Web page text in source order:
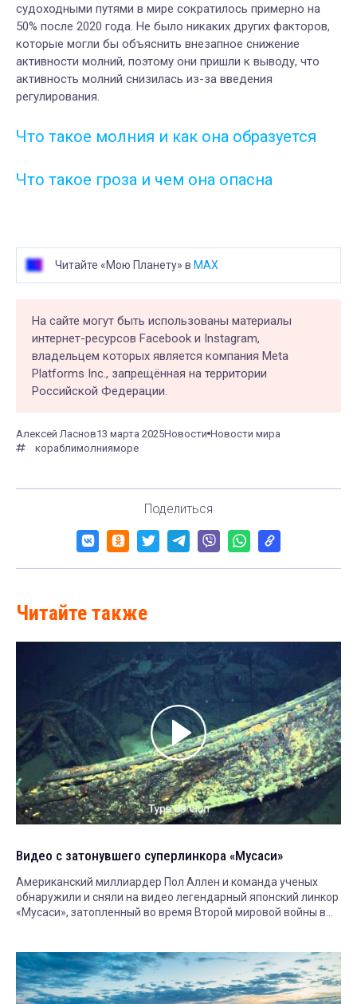
судоходными путями в мире сократилось примерно на
50% после 2020 года. Не было никаких других факторов,
которые могли бы объяснить внезапное снижение
активности молний, поэтому они пришли к выводу, что
активность молний снизилась из-за введения
регулирования.
Что такое молния и как она образуется
Что такое гроза и чем она опасна
Читайте «Мою Планету» в MAX
На сайте могут быть использованы материалы
интернет-ресурсов Facebook и Instagram,
владельцем которых является компания Meta
Platforms Inc., запрещённая на территории
Российской Федерации.
Алексей Ласнов13 марта 2025Новости Новости мира
кораблимолнияморе
Поделиться
Читайте также
Видео с затонувшего суперлинкора «Мусаси»
Американский миллиардер Пол Аллен и команда ученых
обнаружили и сняли на видео легендарный японский линкор
«Мусаси», затопленный во время Второй мировой войны в